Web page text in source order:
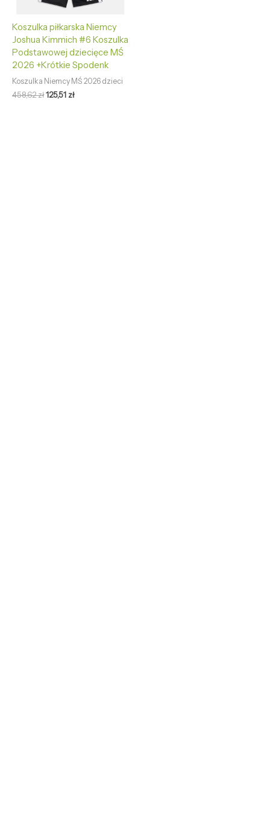
Koszulka piłkarska Niemcy
Joshua Kimmich #6 Koszulka
Podstawowej dziecięce MŚ
2026 +Krótkie Spodenk
Koszulka Niemcy MŚ 2026 dzieci
458,62zł125,51 zł